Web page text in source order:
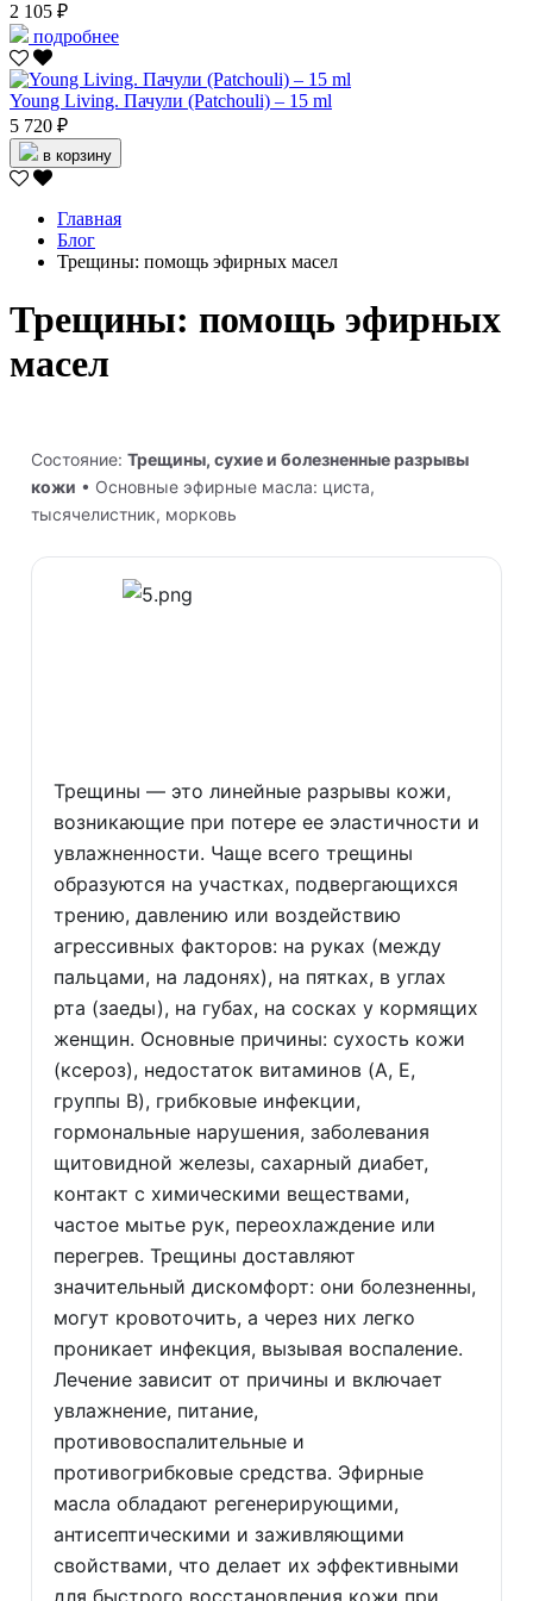
2 105 ₽
подробнее
Young Living. Пачули (Patchouli) – 15 ml
5 720 ₽
в корзину
Главная
Блог
Трещины: помощь эфирных масел
Трещины: помощь эфирных
масел
Состояние: Трещины, сухие и болезненные разрывы
кожи • Основные эфирные масла: циста,
тысячелистник, морковь
Трещины — это линейные разрывы кожи,
возникающие при потере ее эластичности и
увлажненности. Чаще всего трещины
образуются на участках, подвергающихся
трению, давлению или воздействию
агрессивных факторов: на руках (между
пальцами, на ладонях), на пятках, в углах
рта (заеды), на губах, на сосках у кормящих
женщин. Основные причины: сухость кожи
(ксероз), недостаток витаминов (A, E,
группы B), грибковые инфекции,
гормональные нарушения, заболевания
щитовидной железы, сахарный диабет,
контакт с химическими веществами,
частое мытье рук, переохлаждение или
перегрев. Трещины доставляют
значительный дискомфорт: они болезненны,
могут кровоточить, а через них легко
проникает инфекция, вызывая воспаление.
Лечение зависит от причины и включает
увлажнение, питание,
противовоспалительные и
противогрибковые средства. Эфирные
масла обладают регенерирующими,
антисептическими и заживляющими
свойствами, что делает их эффективными
для быстрого восстановления кожи при